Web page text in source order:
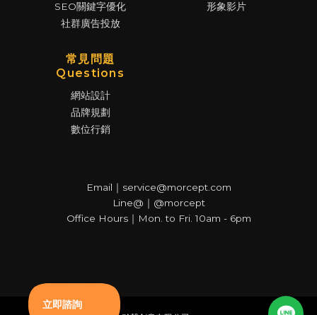
SEO關鍵字優化
社群廣告投放
形象影片
常見問題
Questions
網站設計
品牌規劃
數位行銷
Email｜service@morcept.com
Line@｜@morcept
Office Hours｜Mon. to Fri. 10am - 6pm